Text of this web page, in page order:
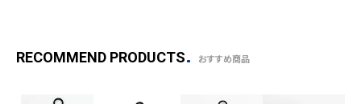
RECOMMEND PRODUCTS おすすめ商品